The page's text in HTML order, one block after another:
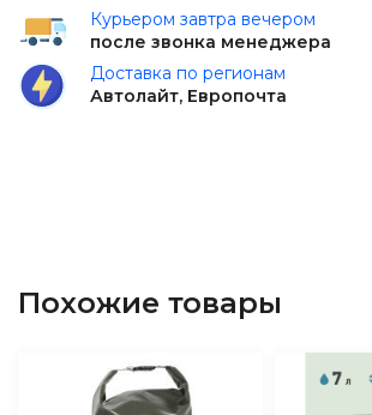
Курьером завтра вечером
после звонка менеджера
Доставка по регионам
Автолайт, Европочта
Похожие товары